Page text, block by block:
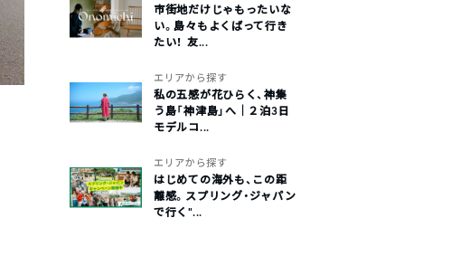
市街地だけじゃもったいな
い。島々もよくばって行き
たい！ 友...
エリアから探す
私の五感が花ひらく、神集
う島「神津島」へ｜２泊3日
モデルコ...
エリアから探す
はじめての海外も、この距
離感。スプリング・ジャパン
で行く“...